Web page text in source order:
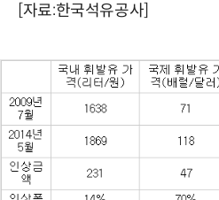
[자료:한국석유공사]